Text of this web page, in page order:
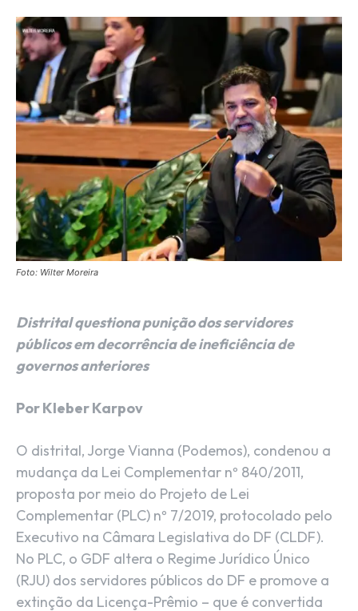
Foto: Wilter Moreira
Distrital questiona punição dos servidores
públicos em decorrência de ineficiência de
governos anteriores
Por Kleber Karpov
O distrital, Jorge Vianna (Podemos), condenou a
mudança da Lei Complementar nº 840/2011,
proposta por meio do Projeto de Lei
Complementar (PLC) nº 7/2019, protocolado pelo
Executivo na Câmara Legislativa do DF (CLDF).
No PLC, o GDF altera o Regime Jurídico Único
(RJU) dos servidores públicos do DF e promove a
extinção da Licença-Prêmio – que é convertida